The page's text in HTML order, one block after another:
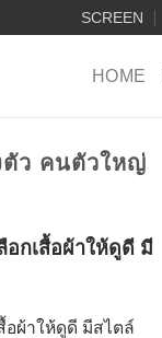
SCREEN
HOME
ว คนตัวใหญ่
อกเสื้อผ้าให้ดูดี มี
อผ้าให้ดูดี มีสไตล์